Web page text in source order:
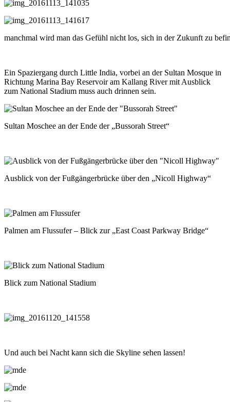
manchmal wird man das Gefühl nicht los, sich in der Zukunft zu
Ein Spaziergang durch Little India, vorbei an der Sultan Mosque in
Richtung Marina Bay Reservoir am Kallang River mit Ausblick
zum National Stadium muss auch drinnen sein.
Sultan Moschee an der Ende der „Bussorah Street“
Ausblick von der Fußgängerbrücke über den „Nicoll Highway“
Palmen am Flussufer – Blick zur „East Coast Parkway Bridge“
Blick zum National Stadium
Und auch bei Nacht kann sich die Skyline sehen lassen!